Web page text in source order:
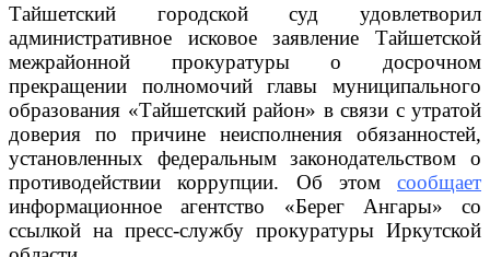
Тайшетский городской суд удовлетворил
административное исковое заявление Тайшетской
межрайонной прокуратуры о досрочном
прекращении полномочий главы муниципального
образования «Тайшетский район» в связи с утратой
доверия по причине неисполнения обязанностей,
установленных федеральным законодательством о
противодействии коррупции. Об этом сообщает
информационное агентство «Берег Ангары» со
ссылкой на пресс-службу прокуратуры Иркутской